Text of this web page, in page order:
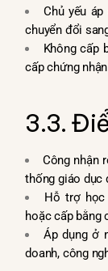
Chủ yếu
chuyển đổi
Không cấp
cấp chứng
3.3.
Công nhận
thống giáo dục
Hỗ trợ học
hoặc cấp bằng
Áp dụng ở
doanh, công